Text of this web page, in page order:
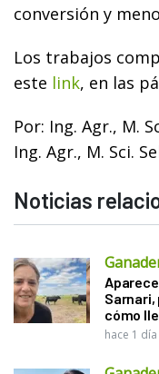
conversión y
Los trabajos
este link, en las
Por: Ing. Agr., M.
Ing. Agr., M. Sci.
Noticias
cómo
hace 1 día